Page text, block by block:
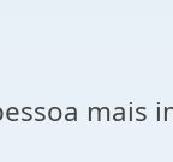
mais